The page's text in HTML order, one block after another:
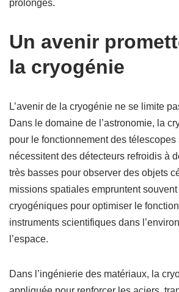
prolongés.
Un avenir
la cryogénie
L’avenir de la cryogénie ne se limite
Dans le domaine de l’astronomie, la
pour le fonctionnement des télescopes
nécessitent des détecteurs refroidis à
très basses pour observer des objets
missions spatiales empruntent
cryogéniques pour optimiser le
instruments scientifiques dans
l’espace.
Dans l’ingénierie des matériaux, la